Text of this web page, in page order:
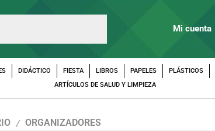
Mi cuenta
DIDÁCTICO FIESTA LIBROS PAPELES PLÁSTICOS
ARTÍCULOS DE SALUD Y LIMPIEZA
/ ORGANIZADORES